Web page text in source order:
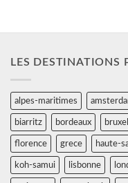
LES DESTINATIONS
alpes-maritimes
biarritz bordeaux
florence grece haute-
koh-samui lisbonne